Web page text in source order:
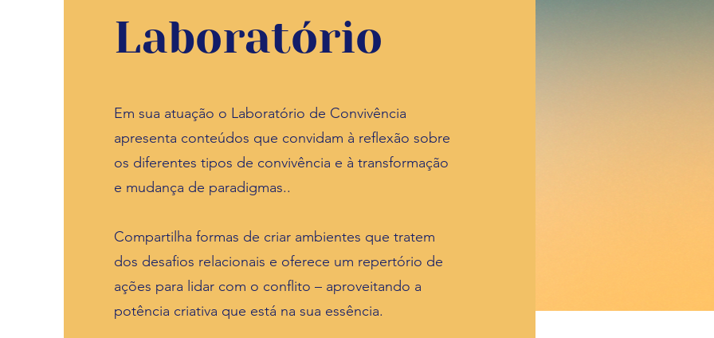
Laboratório
Em sua atuação o Laboratório de Convivência
apresenta conteúdos que convidam à reflexão sobre
os diferentes tipos de convivência e à transformação
e mudança de paradigmas..
Compartilha formas de criar ambientes que tratem
dos desafios relacionais e oferece um repertório de
ações para lidar com o conflito – aproveitando a
potência criativa que está na sua essência.